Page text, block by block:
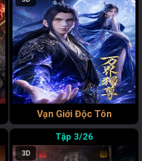
Vạn Giới Độc Tôn
3/26
3D